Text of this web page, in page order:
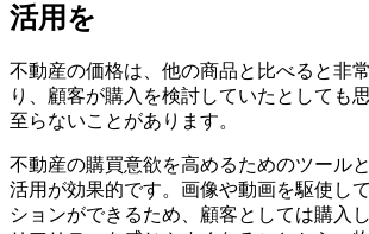
活用を
不動産の価格は、他の商品と比べると非
り、顧客が購入を検討していたとしても
至らないことがあります。
不動産の購買意欲を高めるためのツール
活用が効果的です。画像や動画を駆使し
ションができるため、顧客としては購入